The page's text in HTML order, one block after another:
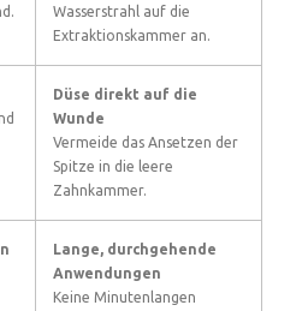
Wasserstrahl auf die
Extraktionskammer an.
Düse direkt auf die
Wunde
Vermeide das Ansetzen der
Spitze in die leere
Zahnkammer.
Lange, durchgehende
Anwendungen
Keine Minutenlangen